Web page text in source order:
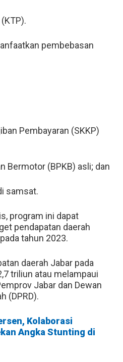
pembebasan
Pembayaran (SKKP)
Bermotor (BPKB) asli; dan
samsat.
program ini dapat
pendapatan daerah
tahun 2023.
daerah Jabar pada
triliun atau melampaui
Jabar dan Dewan
(DPRD).
Kolaborasi
Angka Stunting di